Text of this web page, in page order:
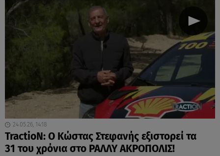
24.05.26, 14:18
TractioN: Ο Κώστας Στεφανής εξιστορεί τα
31 του χρόνια στο ΡΑΛΛΥ ΑΚΡΟΠΟΛΙΣ!